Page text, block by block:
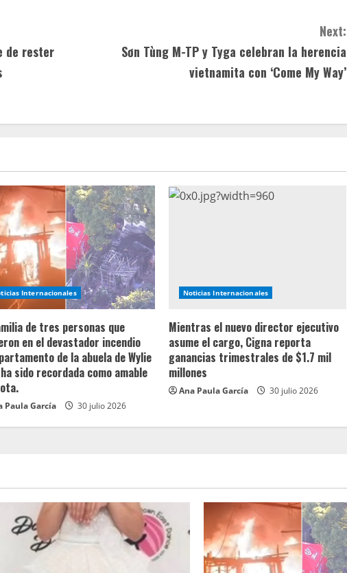
de rester
Next:
Sơn Tùng M-TP y Tyga celebran la herencia
vietnamita con ‘Come My Way’
Internacionales
de tres personas que
en el devastador incendio
de la abuela de Wylie
sido recordada como amable
Paula García 30 julio 2026
Noticias Internacionales
Mientras el nuevo director ejecutivo
asume el cargo, Cigna reporta
ganancias trimestrales de $1.7 mil
millones
Ana Paula García 30 julio 2026